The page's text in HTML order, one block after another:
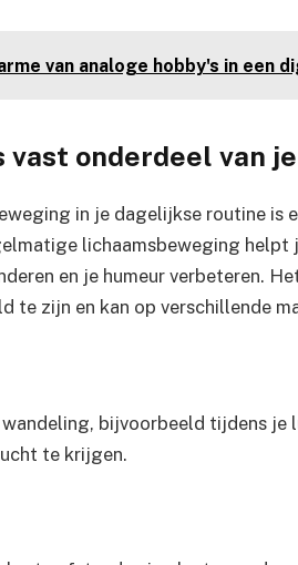
van analoge hobby's in een
vast onderdeel van
in je dagelijkse routine is
lichaamsbeweging helpt
en je humeur verbeteren.
te zijn en kan op verschillende
bijvoorbeeld tijdens je
te krijgen.